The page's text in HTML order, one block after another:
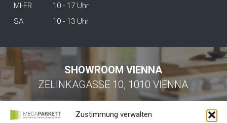
Zustimmung verwalten
MI-FR
10 - 17 Uhr
SA
10 - 13 Uhr
SHOWROOM VIENNA
ZELINKAGASSE 10, 1010 VIENNA